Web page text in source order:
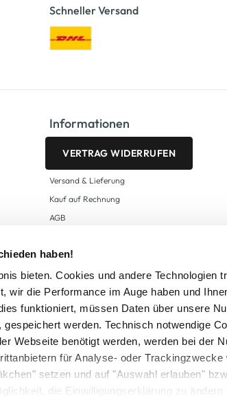
haben!
bieten. Cookies und andere Technologien
wir die Performance im Auge haben und
funktioniert, müssen Daten über unsere
werden. Technisch notwendige
Webseite benötigt werden, werden bei der
für Analyse- oder Trackingzwecke
setzen und auf "Auswahl erlauben"
die Einwilligungserklärung zu ändern
Schneller Versand
Informationen
VERTRAG WIDERRUFEN
Versand & Lieferung
Kauf auf Rechnung
AGB
Zahlungsarten
Datenschutz
AWG CARD Teilnahmebedingungen